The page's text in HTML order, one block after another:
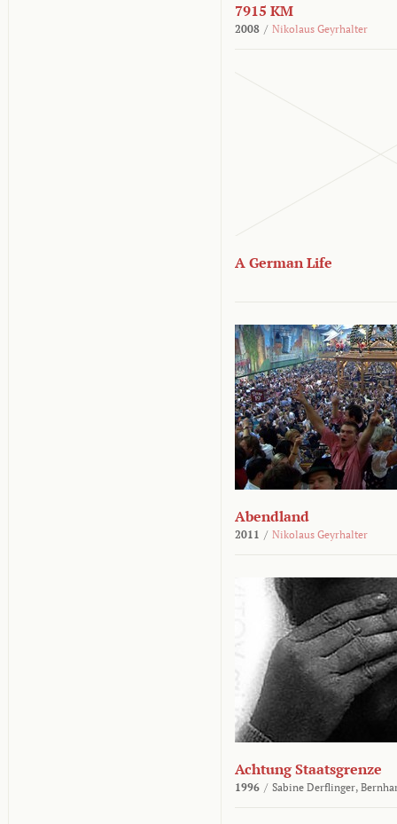
7915 KM
2008 / Nikolaus Geyrhalter
A German Life
Abendland
2011 / Nikolaus Geyrhalter
Achtung Staatsgrenze
1996 / Sabine Derflinger,